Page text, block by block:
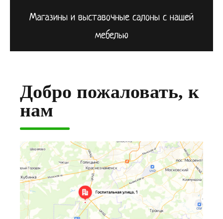
Магазины и выставочные салоны с нашей
мебелью
Добро пожаловать, к
нам